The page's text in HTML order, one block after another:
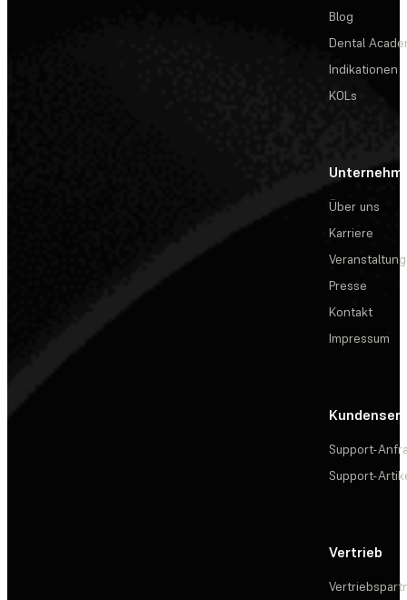
Blog
Dental
Indikationen
KOLs
Über uns
Karriere
Presse
Kontakt
Impressum
Support-
Support-
Vertrieb